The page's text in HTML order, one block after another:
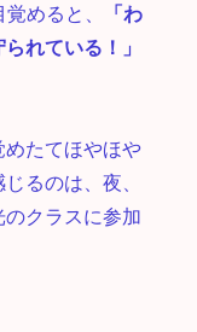
めると、
「わ
れている！」
たてほやほや
るのは、夜、
クラスに参加